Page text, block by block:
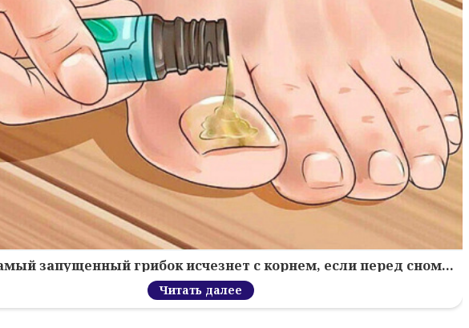
запущенный грибок исчезнет с корнем, если перед сном…
Читать далее